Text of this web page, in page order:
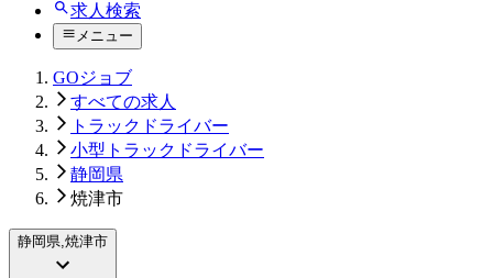
求人検索
メニュー
GOジョブ
すべての求人
トラックドライバー
小型トラックドライバー
静岡県
焼津市
静岡県,焼津市